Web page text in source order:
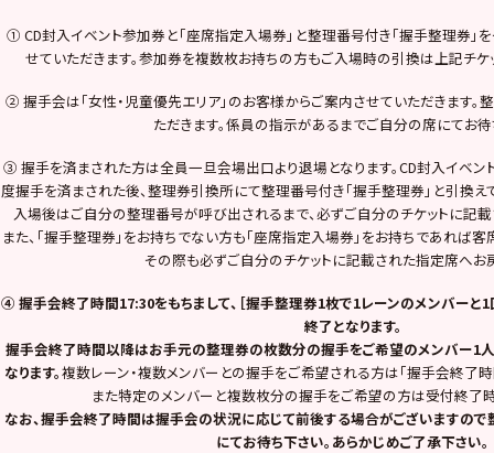
① CD封入イベント参加券と「座席指定入場券」と整理番号付き「握手整理券」
せていただきます。参加券を複数枚お持ちの方もご入場時の引換は上記チケ
② 握手会は「女性・児童優先エリア」のお客様からご案内させていただきます
ただきます。係員の指示があるまでご自分の席にてお待
③ 握手を済まされた方は全員一旦会場出口より退場となります。CD封入イベン
度握手を済まされた後、整理券引換所にて整理番号付き「握手整理券」と引換え
入場後はご自分の整理番号が呼び出されるまで、必ずご自分のチケットに記
また、「握手整理券」をお持ちでない方も「座席指定入場券」をお持ちであれば客
その際も必ずご自分のチケットに記載された指定席へお
④ 握手会終了時間17:30をもちまして、［握手整理券1枚で1レーンのメンバーと
終了となります。
握手会終了時間以降はお手元の整理券の枚数分の握手をご希望のメンバー1人
なります。複数レーン・複数メンバーとの握手をご希望される方は「握手会終了
また特定のメンバーと複数枚分の握手をご希望の方は受付終了
なお、握手会終了時間は握手会の状況に応じて前後する場合がございますの
にてお待ち下さい。あらかじめご了承下さい。